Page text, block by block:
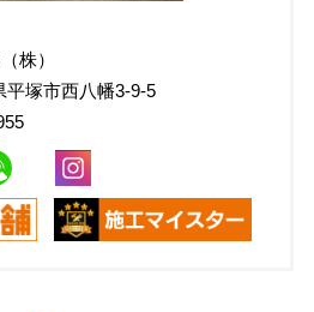
株）
平塚市西八幡3-9-5